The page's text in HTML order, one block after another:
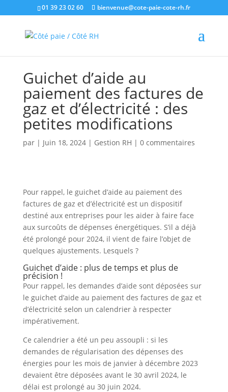
01 39 23 02 60 bienvenue@cote-paie-cote-rh.fr
Guichet d’aide au
paiement des factures de
gaz et d’électricité : des
petites modifications
par | Juin 18, 2024| Gestion RH | 0 commentaires
Pour rappel, le guichet d’aide au paiement des
factures de gaz et d’électricité est un dispositif
destiné aux entreprises pour les aider à faire face
aux surcoûts de dépenses énergétiques. S’il a déjà
été prolongé pour 2024, il vient de faire l’objet de
quelques ajustements. Lesquels ?
Guichet d’aide : plus de temps et plus de
précision !
Pour rappel, les demandes d’aide sont déposées sur
le guichet d’aide au paiement des factures de gaz et
d’électricité selon un calendrier à respecter
impérativement.
Ce calendrier a été un peu assoupli : si les
demandes de régularisation des dépenses des
énergies pour les mois de janvier à décembre 2023
devaient être déposées avant le 30 avril 2024, le
délai est prolongé au 30 juin 2024.